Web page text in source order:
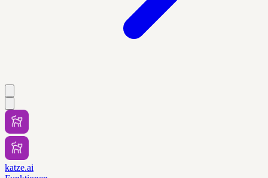
katze.ai